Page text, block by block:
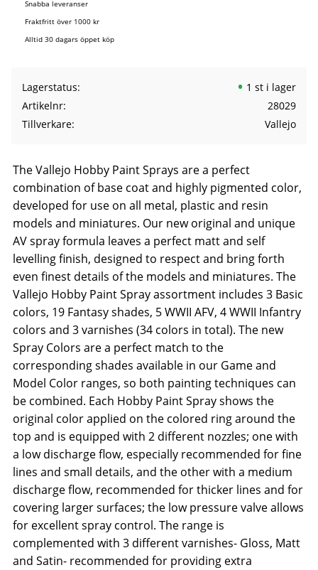
Snabba leveranser
Fraktfritt över 1000 kr
Alltid 30 dagars öppet köp
Lagerstatus
1 st i lager
Artikelnr
28029
Tillverkare
Vallejo
The Vallejo Hobby Paint Sprays are a perfect
combination of base coat and highly pigmented color,
developed for use on all metal, plastic and resin
models and miniatures. Our new original and unique
AV spray formula leaves a perfect matt and self
levelling finish, designed to respect and bring forth
even finest details of the models and miniatures. The
Vallejo Hobby Paint Spray assortment includes 3 Basic
colors, 19 Fantasy shades, 5 WWII AFV, 4 WWII Infantry
colors and 3 varnishes (34 colors in total). The new
Spray Colors are a perfect match to the
corresponding shades available in our Game and
Model Color ranges, so both painting techniques can
be combined. Each Hobby Paint Spray shows the
original color applied on the colored ring around the
top and is equipped with 2 different nozzles; one with
a low discharge flow, especially recommended for fine
lines and small details, and the other with a medium
discharge flow, recommended for thicker lines and for
covering larger surfaces; the low pressure valve allows
for excellent spray control. The range is
complemented with 3 different varnishes- Gloss, Matt
and Satin- recommended for providing extra